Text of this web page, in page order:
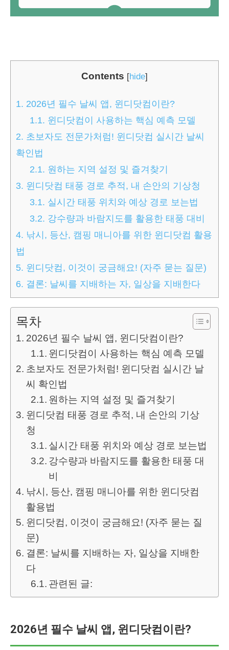
Contents [hide]
1. 2026년 필수 날씨 앱, 윈디닷컴이란?
1.1. 윈디닷컴이 사용하는 핵심 예측 모델
2. 초보자도 전문가처럼! 윈디닷컴 실시간 날씨
확인법
2.1. 원하는 지역 설정 및 즐겨찾기
3. 윈디닷컴 태풍 경로 추적, 내 손안의 기상청
3.1. 실시간 태풍 위치와 예상 경로 보는법
3.2. 강수량과 바람지도를 활용한 태풍 대비
4. 낚시, 등산, 캠핑 매니아를 위한 윈디닷컴 활용
법
5. 윈디닷컴, 이것이 궁금해요! (자주 묻는 질문)
6. 결론: 날씨를 지배하는 자, 일상을 지배한다
목차
2026년 필수 날씨 앱, 윈디닷컴이란?
윈디닷컴이 사용하는 핵심 예측 모델
초보자도 전문가처럼! 윈디닷컴 실시간 날
씨 확인법
원하는 지역 설정 및 즐겨찾기
윈디닷컴 태풍 경로 추적, 내 손안의 기상
청
실시간 태풍 위치와 예상 경로 보는법
강수량과 바람지도를 활용한 태풍 대
비
낚시, 등산, 캠핑 매니아를 위한 윈디닷컴
활용법
윈디닷컴, 이것이 궁금해요! (자주 묻는 질
문)
결론: 날씨를 지배하는 자, 일상을 지배한
다
관련된 글:
2026년 필수 날씨 앱, 윈디닷컴이란?